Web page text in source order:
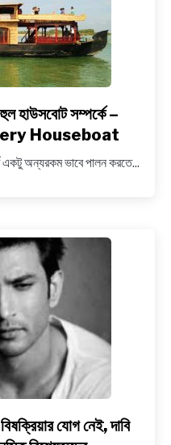
হাউসবোট সম্পর্কে –
Houseboat
একটু অন্যরকম ভাবে পালন করতে...
যোগ নেই, দাবি